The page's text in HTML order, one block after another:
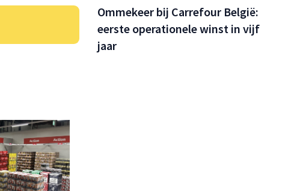
Ommekeer bij Carrefour België:
eerste operationele winst in vijf
jaar